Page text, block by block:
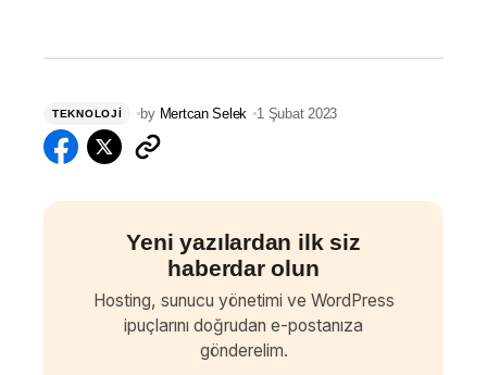
TEKNOLOJI by Mertcan Selek 1 Şubat 2023
Yeni yazılardan ilk siz
haberdar olun
Hosting, sunucu yönetimi ve WordPress
ipuçlarını doğrudan e-postanıza
gönderelim.